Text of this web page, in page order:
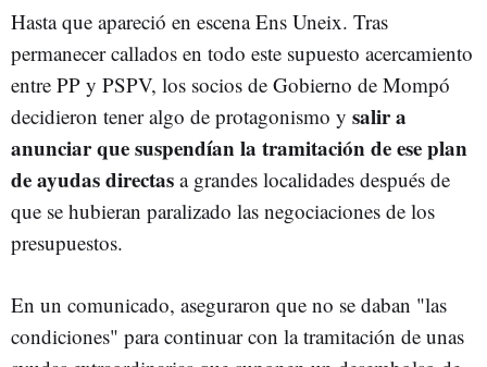
Hasta que apareció en escena Ens Uneix. Tras
permanecer callados en todo este supuesto acercamiento
entre PP y PSPV, los socios de Gobierno de Mompó
decidieron tener algo de protagonismo y salir a
anunciar que suspendían la tramitación de ese plan
de ayudas directas a grandes localidades después de
que se hubieran paralizado las negociaciones de los
presupuestos.
En un comunicado, aseguraron que no se daban "las
condiciones" para continuar con la tramitación de unas